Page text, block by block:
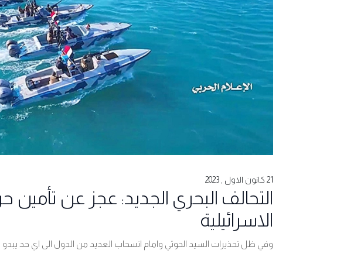
21 كانون الاول , 2023
التحالف البحري الجديد: عجز عن
الاسرائيلية
وفي ظل تحذيرات السيد الحوثي وامام انسحاب العديد من الدول الى اي حد يبدو